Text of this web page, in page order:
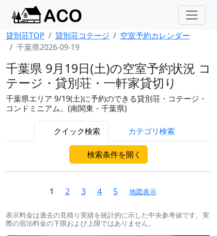
貸別荘TOP 貸別荘コテージ
空室予約カレンダー
千葉県2026-09-19
千葉県 9月19日(土)の空室予約状況 コ
テージ・貸別荘・一軒家貸切り
千葉県エリア 9/19(土)に予約のできる貸別荘・コテージ・
コンドミニアム。(南関東・千葉県)
クイック検索 カテゴリ検索
検索条件を開く
1 2 3 4 5 地図表示
表示料金は過去の見積り実績を統計的に示した中央参考値です。実
際の宿泊料金の下限および上限ではありません。